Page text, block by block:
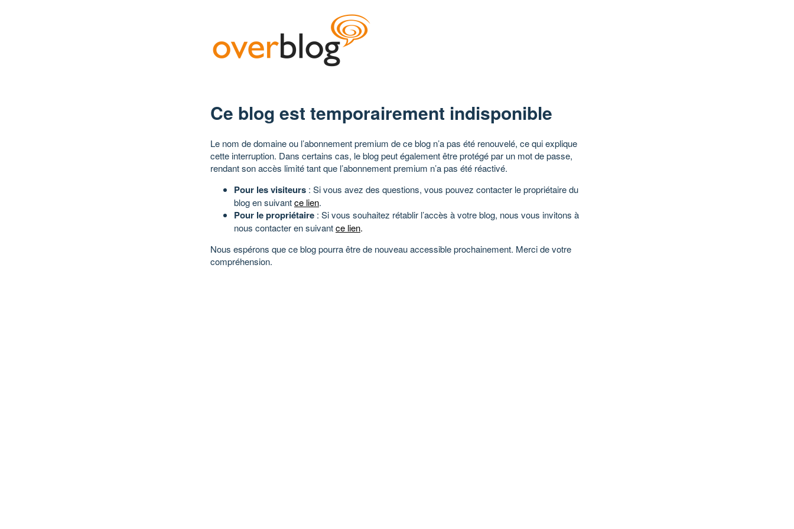
Ce blog est temporairement indisponible
Le nom de domaine ou l’abonnement premium de ce blog n’a pas été renouvelé, ce qui explique
cette interruption. Dans certains cas, le blog peut également être protégé par un mot de passe,
rendant son accès limité tant que l’abonnement premium n’a pas été réactivé.
Pour les visiteurs : Si vous avez des questions, vous pouvez contacter le propriétaire du
blog en suivantce lien.
Pour le propriétaire : Si vous souhaitez rétablir l’accès à votre blog, nous vous invitons à
nous contacter en suivantce lien.
Nous espérons que ce blog pourra être de nouveau accessible prochainement. Merci de votre
compréhension.